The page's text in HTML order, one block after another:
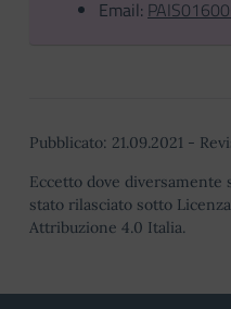
Email:
Pubblicato: 21.09.2021 -
Eccetto dove diversamente
stato rilasciato sotto
Attribuzione 4.0 Italia.